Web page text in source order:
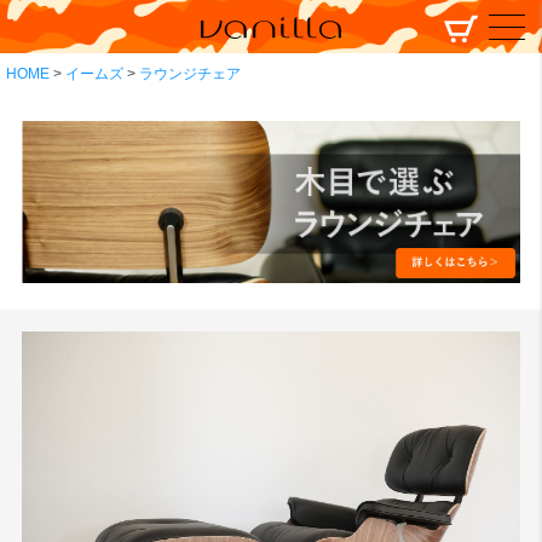
HOME イームズ ラウンジチェア